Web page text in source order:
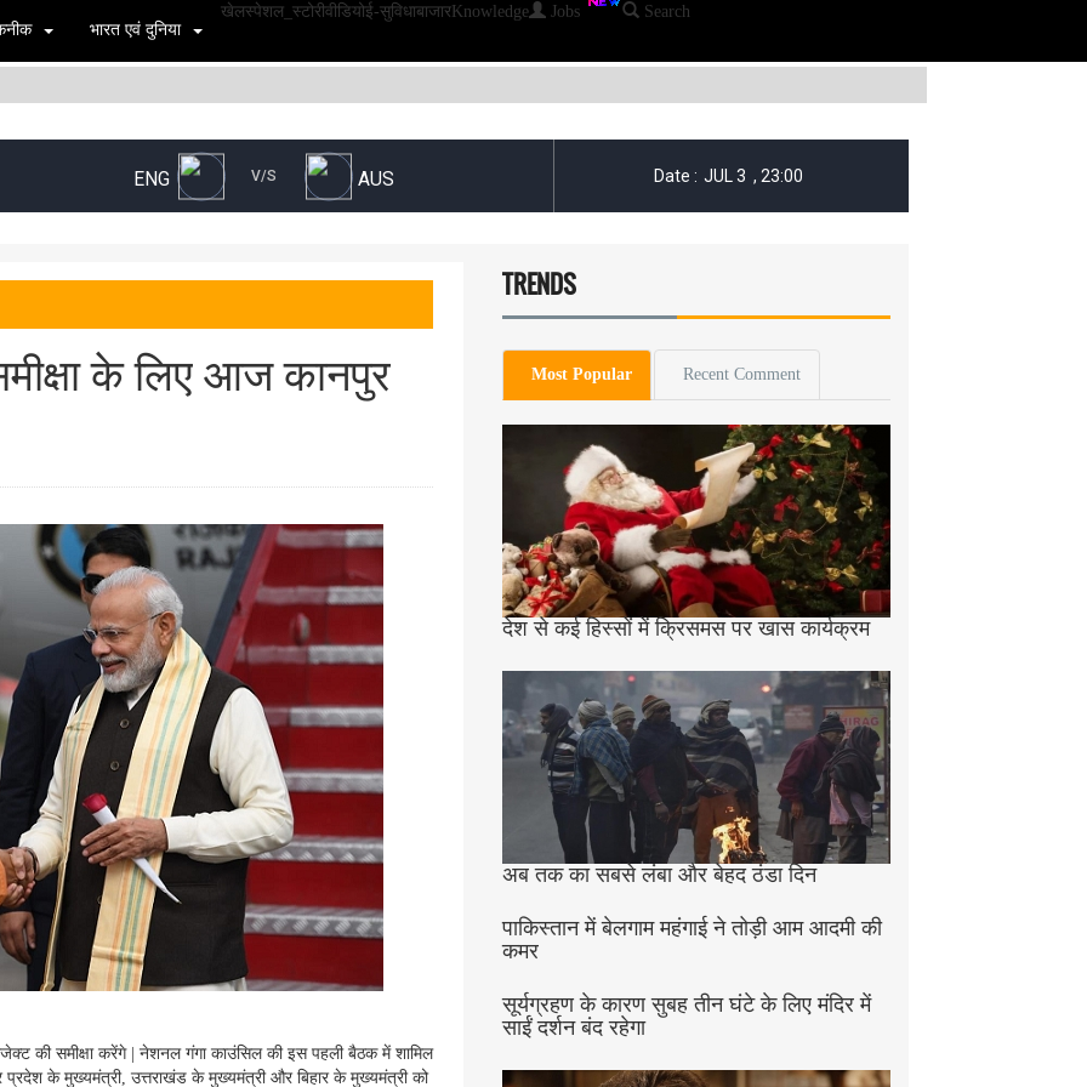
भारत एवं दुनिया
खेलस्पेशल_स्टोरीवीडियोई-सुविधाबाजार Knowledge Jobs Search
के लिए आज कानपुर
की समीक्षा करेंगे | नेशनल गंगा काउंसिल की इस पहली बैठक में शामिल
प्रदेश के मुख्यमंत्री, उत्तराखंड के मुख्यमंत्री और बिहार के मुख्यमंत्री को
TRENDS
Most Popular Recent Comment
देश से कई हिस्सों में क्रिसमस पर खास कार्यक्रम
अब तक का सबसे लंबा और बेहद ठंडा दिन
पाकिस्तान में बेलगाम महंगाई ने तोड़ी आम आदमी की
कमर
सूर्यग्रहण के कारण सुबह तीन घंटे के लिए मंदिर में
साईं दर्शन बंद रहेगा